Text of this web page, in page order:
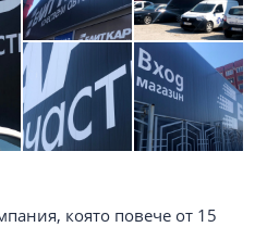
която повече от 15